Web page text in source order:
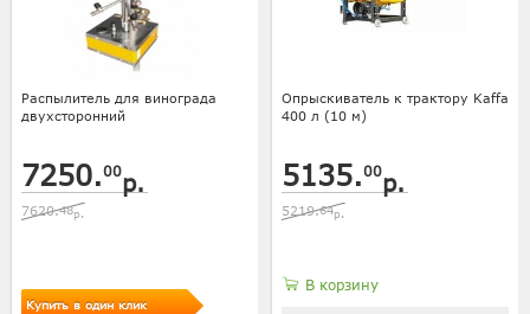
Распылитель для винограда
двухсторонний
7250.00р.
7620.48р.
Купить в один клик
Опрыскиватель к трактору Kaffa
400 л (10 м)
5135.00р.
5219.64р.
В корзину